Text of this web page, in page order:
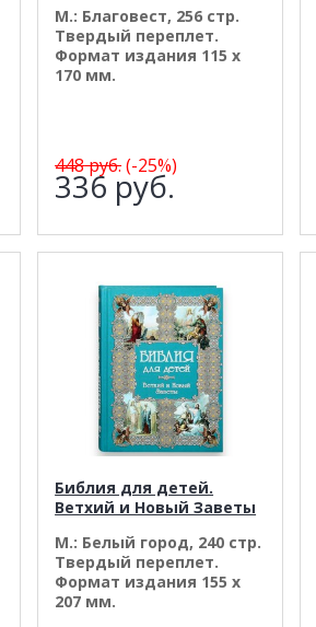
М.: Благовест, 256 стр.
Твердый переплет.
Формат издания 115 х
170 мм.
448руб.(-25%)
336руб.
Библия для детей.
Ветхий и Новый Заветы
М.: Белый город, 240 стр.
Твердый переплет.
Формат издания 155 х
207 мм.